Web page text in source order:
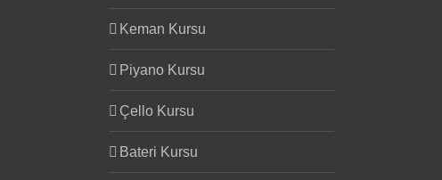
Keman Kursu
Piyano Kursu
Çello Kursu
Bateri Kursu